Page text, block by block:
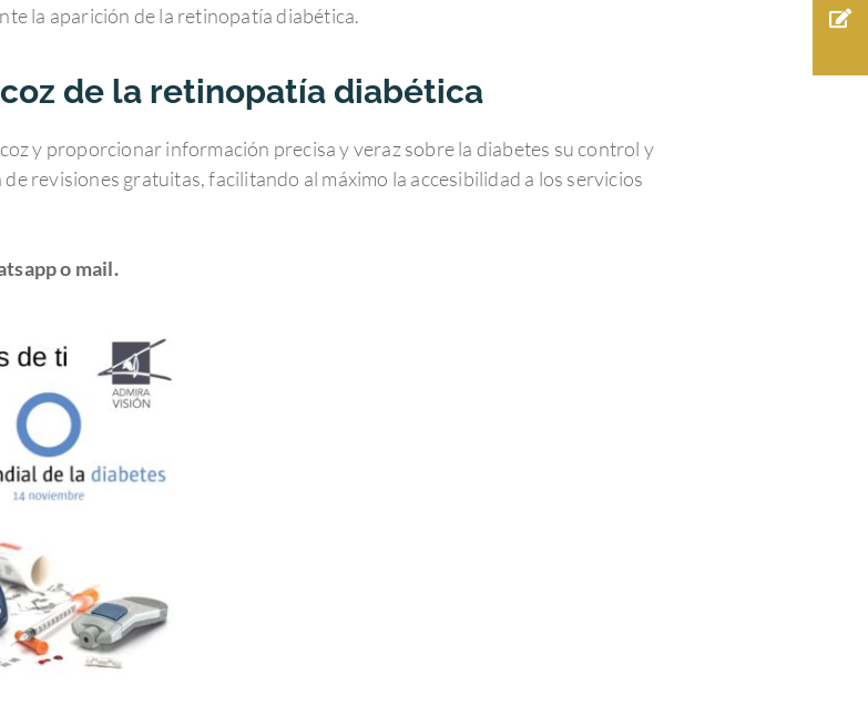
la aparición de la retinopatía diabética.
de la retinopatía diabética
y proporcionar información precisa y veraz sobre la diabetes su control y
revisiones gratuitas, facilitando al máximo la accesibilidad a los servicios
o mail.